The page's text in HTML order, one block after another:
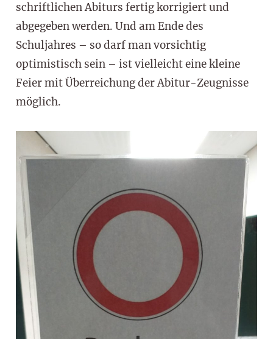
schriftlichen Abiturs fertig korrigiert und
abgegeben werden. Und am Ende des
Schuljahres – so darf man vorsichtig
optimistisch sein – ist vielleicht eine kleine
Feier mit Überreichung der Abitur-Zeugnisse
möglich.